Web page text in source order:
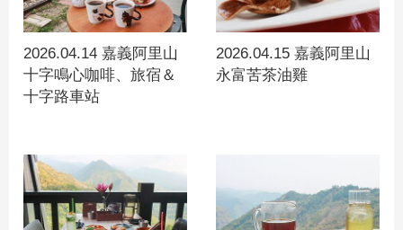
2026.04.14 嘉義阿里山
十字鳴心咖啡、旅宿＆
十字路車站
2026.04.15 嘉義阿里山
永富苦茶油雞